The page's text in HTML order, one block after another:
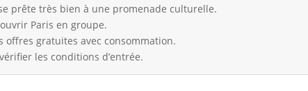
prête très bien à une promenade culturelle.
Paris en groupe.
gratuites avec consommation.
les conditions d’entrée.